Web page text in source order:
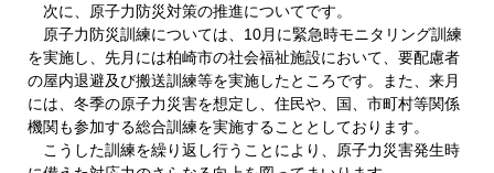
次に、原子力防災対策の推進についてです。
原子力防災訓練については、10月に緊急時モニタリング訓練
を実施し、先月には柏崎市の社会福祉施設において、要配慮者
の屋内退避及び搬送訓練等を実施したところです。また、来月
には、冬季の原子力災害を想定し、住民や、国、市町村等関係
機関も参加する総合訓練を実施することとしております。
こうした訓練を繰り返し行うことにより、原子力災害発生時